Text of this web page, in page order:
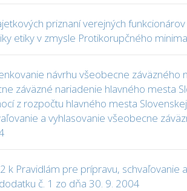
priznaní verejných
etiky v zmysle Protikorupčného
návrhu všeobecne záväzného
záväzné nariadenie hlavného mesta
z rozpočtu hlavného mesta
a vyhlasovanie všeobecne
k Pravidlám pre prípravu,
č. 1 zo dňa 30. 9. 2004